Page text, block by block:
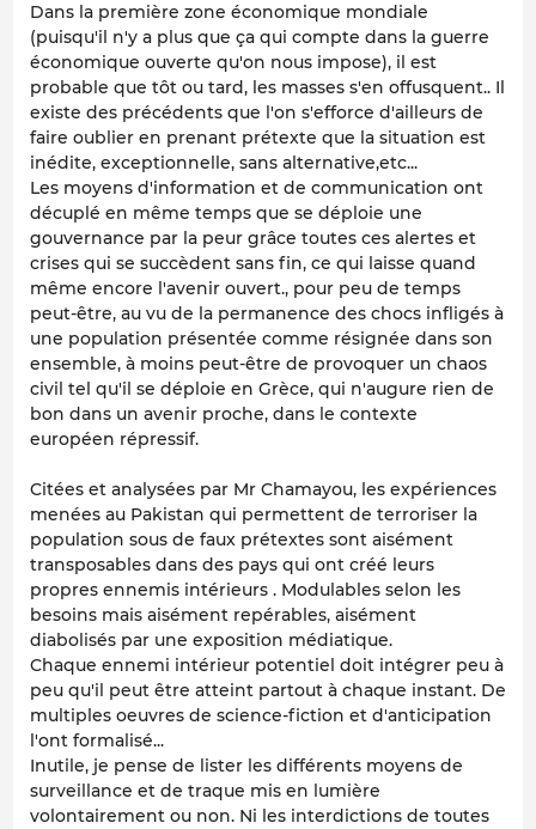
Dans la première zone économique mondiale
(puisqu'il n'y a plus que ça qui compte dans la guerre
économique ouverte qu'on nous impose), il est
probable que tôt ou tard, les masses s'en offusquent.. Il
existe des précédents que l'on s'efforce d'ailleurs de
faire oublier en prenant prétexte que la situation est
inédite, exceptionnelle, sans alternative,etc...
Les moyens d'information et de communication ont
décuplé en même temps que se déploie une
gouvernance par la peur grâce toutes ces alertes et
crises qui se succèdent sans fin, ce qui laisse quand
même encore l'avenir ouvert., pour peu de temps
peut-être, au vu de la permanence des chocs infligés à
une population présentée comme résignée dans son
ensemble, à moins peut-être de provoquer un chaos
civil tel qu'il se déploie en Grèce, qui n'augure rien de
bon dans un avenir proche, dans le contexte
européen répressif.
Citées et analysées par Mr Chamayou, les expériences
menées au Pakistan qui permettent de terroriser la
population sous de faux prétextes sont aisément
transposables dans des pays qui ont créé leurs
propres ennemis intérieurs . Modulables selon les
besoins mais aisément repérables, aisément
diabolisés par une exposition médiatique.
Chaque ennemi intérieur potentiel doit intégrer peu à
peu qu'il peut être atteint partout à chaque instant. De
multiples oeuvres de science-fiction et d'anticipation
l'ont formalisé...
Inutile, je pense de lister les différents moyens de
surveillance et de traque mis en lumière
volontairement ou non. Ni les interdictions de toutes